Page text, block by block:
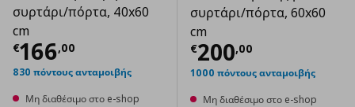
συρτάρι/πόρτα, 40x60
cm
€166,00
Τρέχουσα τιμή € 166,00
830 πόντους ανταμοιβής
Μη διαθέσιμο στο e-shop
συρτάρι/πόρτα, 60x60
cm
€200,00
Τρέχουσα
1000 πόντους ανταμοιβής
Μη διαθέσιμο στο e-shop